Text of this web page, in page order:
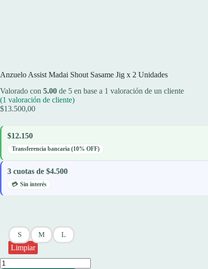
Anzuelo Assist Madai Shout Sasame Jig x 2 Unidades
Valorado con 5.00 de 5 en base a 1 valoración de un cliente
(1 valoración de cliente)
$13.500,00
$12.150
Transferencia bancaria (10% OFF)
3 cuotas de $4.500
Sin interés
S M L
Limpiar
Anzuelo